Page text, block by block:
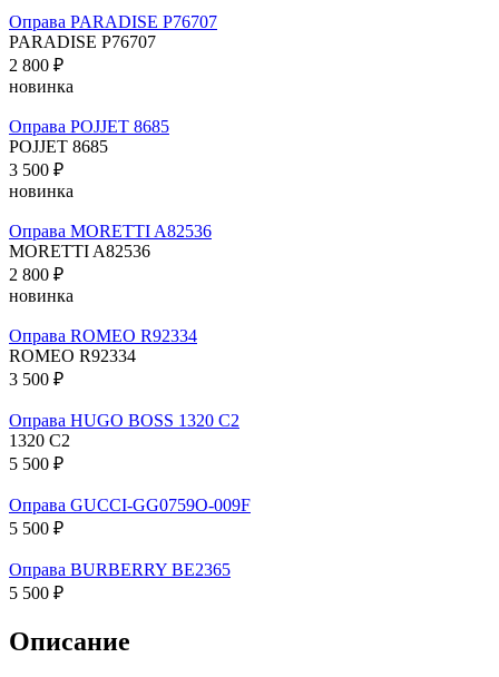
Оправа PARADISE P76707
PARADISE P76707
2 800 ₽
новинка
Оправа POJJET 8685
POJJET 8685
3 500 ₽
новинка
Оправа MORETTI A82536
MORETTI A82536
2 800 ₽
новинка
Оправа ROMEO R92334
ROMEO R92334
3 500 ₽
Оправа HUGO BOSS 1320 C2
1320 C2
5 500 ₽
Оправа GUCCI-GG0759O-009F
5 500 ₽
Оправа BURBERRY BE2365
5 500 ₽
Описание